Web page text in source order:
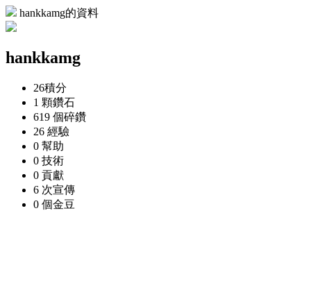
hankkamg的資料
hankkamg
26積分
1 顆鑽石
619 個碎鑽
26 經驗
0 幫助
0 技術
0 貢獻
6 次宣傳
0 個金豆